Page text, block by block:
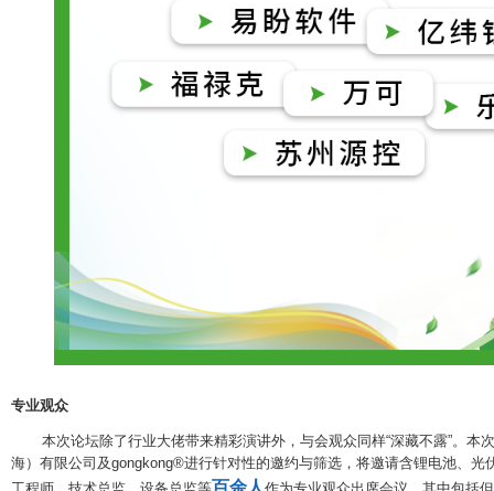
专业观众
本次论坛除了行业大佬带来精彩演讲外，与会观众同样“深藏不露”。本
海）有限公司及gongkong®进行针对性的邀约与筛选，将邀请含锂电池、光
百余人